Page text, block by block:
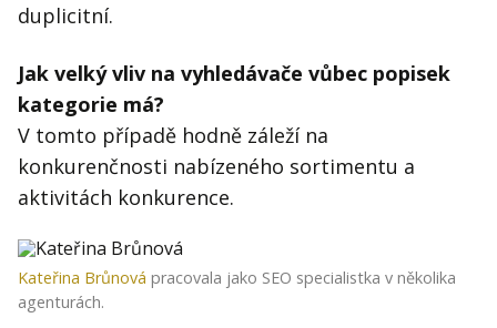
duplicitní.
Jak velký vliv na vyhledávače vůbec popisek
kategorie má?
V tomto případě hodně záleží na
konkurenčnosti nabízeného sortimentu a
aktivitách konkurence.
Kateřina Brůnová pracovala jako SEO specialistka v několika
agenturách.